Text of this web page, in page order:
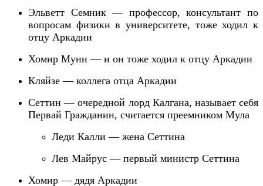
Эльветт Семник — профессор, консультант по
вопросам физики в университете, тоже ходил к
отцу Аркадии
Хомир Мунн — и он тоже ходил к отцу Аркадии
Кляйзе — коллега отца Аркадии
Сеттин —очередной лорд Калгана, называет себя
Первай Гражданин, считается преемником Мула
Леди Калли — жена Сеттина
Лев Майрус — первый министр Сеттина
Хомир — дядя Аркадии